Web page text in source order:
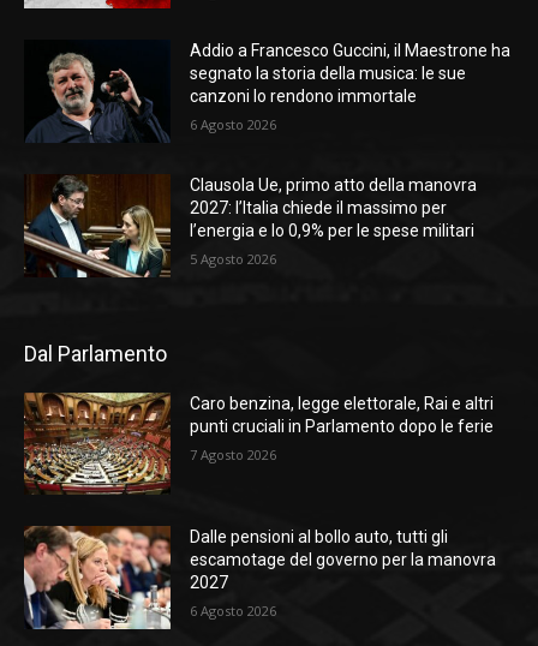
Addio a Francesco Guccini, il Maestrone ha
segnato la storia della musica: le sue
canzoni lo rendono immortale
6 Agosto 2026
Clausola Ue, primo atto della manovra
2027: l’Italia chiede il massimo per
l’energia e lo 0,9% per le spese militari
5 Agosto 2026
Dal Parlamento
Caro benzina, legge elettorale, Rai e altri
punti cruciali in Parlamento dopo le ferie
7 Agosto 2026
Dalle pensioni al bollo auto, tutti gli
escamotage del governo per la manovra
2027
6 Agosto 2026